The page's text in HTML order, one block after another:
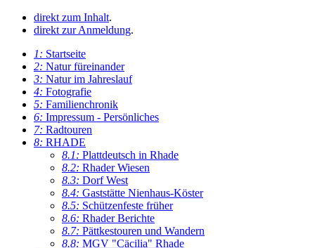
direkt zum Inhalt.
direkt zur Anmeldung.
1: Startseite
2: Natur füreinander
3: Natur im Jahreslauf
4: Fotografie
5: Familienchronik
6: Impressum - Persönliches
7: Radtouren
8: RHADE
8.1: Plattdeutsch in Rhade
8.2: Rhader Wiesen
8.3: Dorf West
8.4: Gaststätte Nienhaus-Köster
8.5: Schützenfeste früher
8.6: Rhader Berichte
8.7: Pättkestouren und Wandern
8.8: MGV "Cäcilia" Rhade